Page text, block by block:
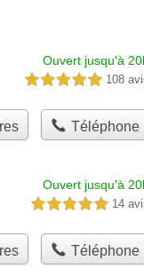
Ouvert jusqu'à
5,0 étoiles sur 5 108
Téléphone
Ouvert jusqu'à
5,0 étoiles sur 5 14
Téléphone